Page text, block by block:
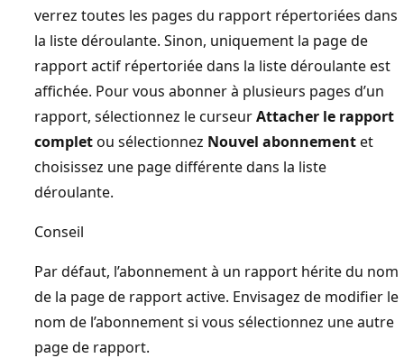
verrez toutes les pages du rapport répertoriées dans
la liste déroulante. Sinon, uniquement la page de
rapport actif répertoriée dans la liste déroulante est
affichée. Pour vous abonner à plusieurs pages d’un
rapport, sélectionnez le curseurAttacher le rapport
completou sélectionnez Nouvel abonnementet
choisissez une page différente dans la liste
déroulante.
Conseil
Par défaut, l’abonnement à un rapport hérite du nom
de la page de rapport active. Envisagez de modifier le
nom de l’abonnement si vous sélectionnez une autre
page de rapport.